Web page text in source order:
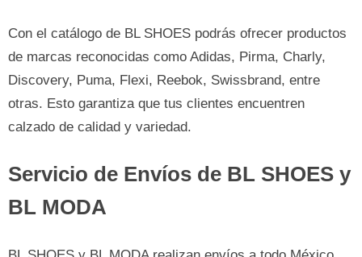
Con el catálogo de BL SHOES podrás ofrecer productos
de marcas reconocidas como Adidas, Pirma, Charly,
Discovery, Puma, Flexi, Reebok, Swissbrand, entre
otras. Esto garantiza que tus clientes encuentren
calzado de calidad y variedad.
Servicio de Envíos de BL SHOES y
BL MODA